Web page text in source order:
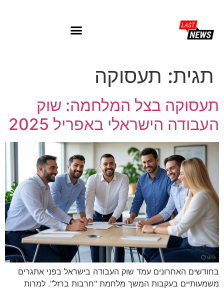
תגית: תעסוקה
תעסוקה בצל המלחמה: שוק
העבודה הישראלי באפריל 2025
בחודשים האחרונים עמד שוק העבודה בישראל בפני אתגרים
משמעותיים בעקבות המשך מלחמת "חרבות ברזל". למרות